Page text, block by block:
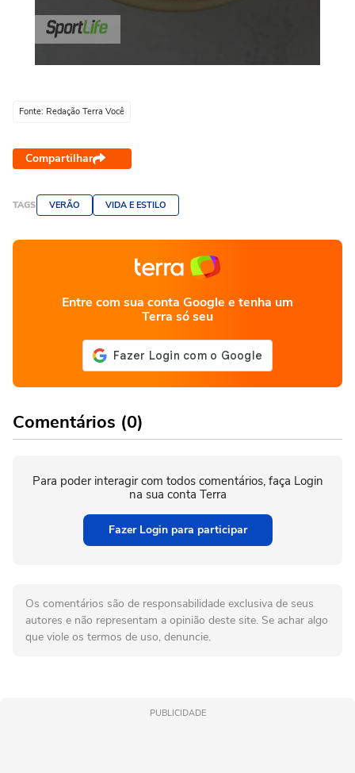
Fonte: Redação Terra Você
Compartilhar
TAGS VERÃO VIDA E ESTILO
Entre com sua conta Google e tenha um
Terra só seu
Comentários (0)
Para poder interagir com todos comentários, faça Login
na sua conta Terra
Fazer Login para participar
Os comentários são de responsabilidade exclusiva de seus
autores e não representam a opinião deste site. Se achar algo
que viole os termos de uso, denuncie.
PUBLICIDADE